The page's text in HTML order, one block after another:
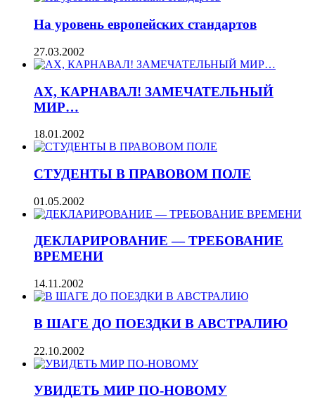
На уровень европейских стандартов
27.03.2002
АХ, КАРНАВАЛ! ЗАМЕЧАТЕЛЬНЫЙ
МИР…
18.01.2002
СТУДЕНТЫ В ПРАВОВОМ ПОЛЕ
01.05.2002
ДЕКЛАРИРОВАНИЕ — ТРЕБОВАНИЕ
ВРЕМЕНИ
14.11.2002
В ШАГЕ ДО ПОЕЗДКИ В АВСТРАЛИЮ
22.10.2002
УВИДЕТЬ МИР ПО-НОВОМУ